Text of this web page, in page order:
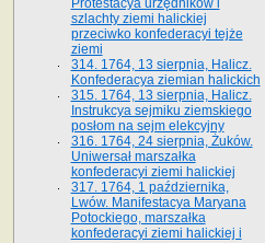
Protestacya urzędników i
szlachty ziemi halickiej
przeciwko konfederacyi tejże
ziemi
314. 1764, 13 sierpnia, Halicz.
Konfederacya ziemian halickich
315. 1764, 13 sierpnia, Halicz.
Instrukcya sejmiku ziemskiego
posłom na sejm elekcyjny
316. 1764, 24 sierpnia, Żuków.
Uniwersał marszałka
konfederacyi ziemi halickiej
317. 1764, 1 października,
Lwów. Manifestacya Maryana
Potockiego, marszałka
konfederacyi ziemi halickiej i